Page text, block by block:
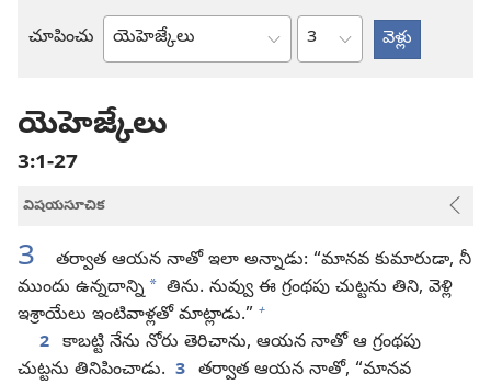
చూపించు
బైబిలు
అధ్యాయం
యెహెజ్కేలు
3:1-27
విషయసూచిక
3
తర్వాత ఆయన నాతో ఇలా అన్నాడు: “మానవ కుమారుడా, నీ
ముందు ఉన్నదాన్ని * తిను. నువ్వు ఈ గ్రంథపు చుట్టను తిని, వెళ్లి
ఇశ్రాయేలు ఇంటివాళ్లతో మాట్లాడు.” +
2 కాబట్టి నేను నోరు తెరిచాను, ఆయన నాతో ఆ గ్రంథపు
చుట్టను తినిపించాడు. 3 తర్వాత ఆయన నాతో, “మానవ